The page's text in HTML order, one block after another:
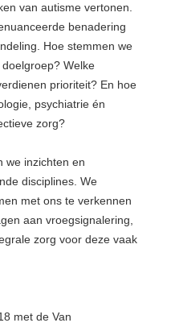
van autisme vertonen.
benadering
Hoe stemmen we
Welke
prioriteit? En hoe
psychiatrie én
zorg?
we inzichten en
disciplines. We
met ons te verkennen
aan vroegsignalering,
zorg voor deze vaak
met de Van